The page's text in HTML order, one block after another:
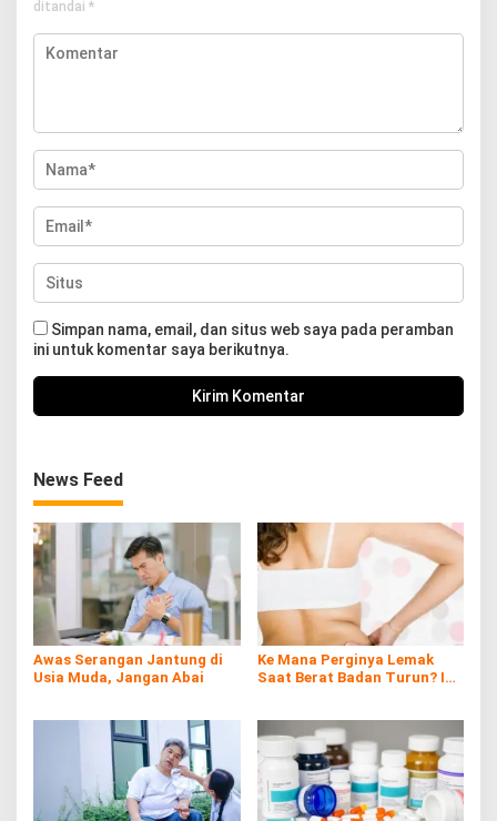
ditandai *
Simpan nama, email, dan situs web saya pada peramban
ini untuk komentar saya berikutnya.
News Feed
Awas Serangan Jantung di
Usia Muda, Jangan Abai
Ke Mana Perginya Lemak
Saat Berat Badan Turun? Ini